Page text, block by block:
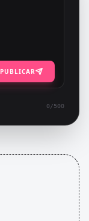
PUBLICAR
0/500